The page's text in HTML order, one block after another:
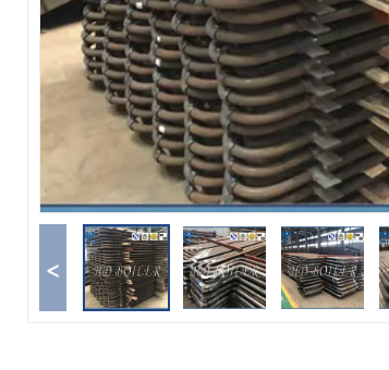
<